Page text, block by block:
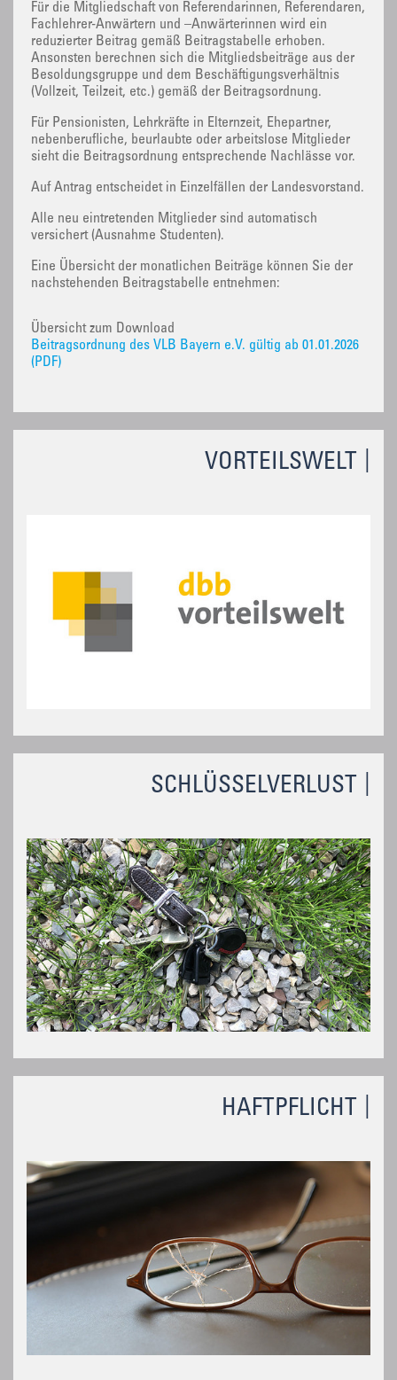
VORTEILSWELT
SCHLÜSSELVERLUST
HAFTPFLICHT
Für die Mitgliedschaft von Referendarinnen, Referendaren,
Fachlehrer-Anwärtern und –Anwärterinnen wird ein
reduzierter Beitrag gemäß Beitragstabelle erhoben.
Ansonsten berechnen sich die Mitgliedsbeiträge aus der
Besoldungsgruppe und dem Beschäftigungsverhältnis
(Vollzeit, Teilzeit, etc.) gemäß der Beitragsordnung.
Für Pensionisten, Lehrkräfte in Elternzeit, Ehepartner,
nebenberufliche, beurlaubte oder arbeitslose Mitglieder
sieht die Beitragsordnung entsprechende Nachlässe vor.
Auf Antrag entscheidet in Einzelfällen der Landesvorstand.
Alle neu eintretenden Mitglieder sind automatisch
versichert (Ausnahme Studenten).
Eine Übersicht der monatlichen Beiträge können Sie der
nachstehenden Beitragstabelle entnehmen:
Übersicht zum Download
Beitragsordnung des VLB Bayern e.V. gültig ab 01.01.2026
(PDF)